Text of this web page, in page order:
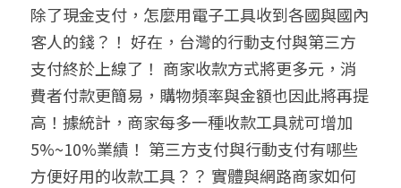
跨境電商實績
聯絡我們
搜索
除了現金支付，怎麼用電子工具收到各國與國內
客人的錢？！ 好在，台灣的行動支付與第三方
支付終於上線了！ 商家收款方式將更多元，消
費者付款更簡易，購物頻率與金額也因此將再提
高！據統計，商家每多一種收款工具就可增加
5%~10%業績！ 第三方支付與行動支付有哪些
方便好用的收款工具？？ 實體與網路商家如何